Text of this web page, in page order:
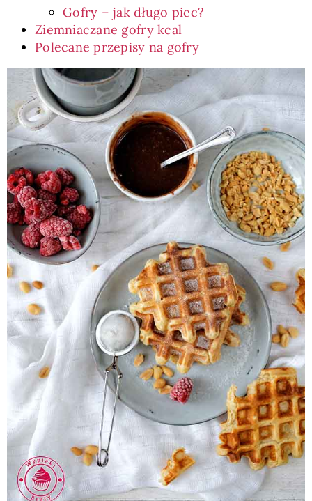
Gofry – jak długo piec?
Ziemniaczane gofry kcal
Polecane przepisy na gofry